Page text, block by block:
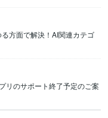
方面で解決！AI関連カテゴ
リのサポート終了予定のご案